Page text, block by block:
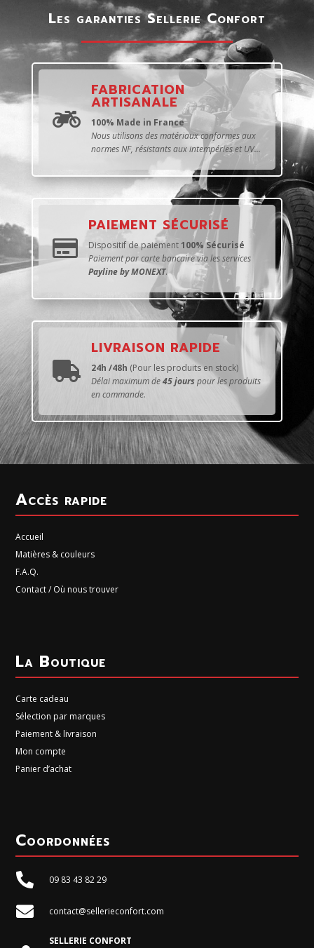
Les garanties Sellerie Confort

FABRICATION
ARTISANALE
100% Made in France
Nous utilisons des matériaux conformes aux
normes NF, résistants aux intempéries et UV...

PAIEMENT SÉCURISÉ
Dispositif de paiement100% Sécurisé
Paiement par carte bancaire via les services
Payline by MONEXT.

LIVRAISON RAPIDE
24h /48h (Pour les produits en stock)
Délai maximum de45 jourspour les produits
en commande.
Accès rapide
Accueil
Matières & couleurs
F.A.Q.
Contact / Où nous trouver
La Boutique
Carte cadeau
Sélection par marques
Paiement & livraison
Mon compte
Panier d’achat
Coordonnées
 09 83 43 82 29
 contact@sellerieconfort.com
SELLERIE CONFORT